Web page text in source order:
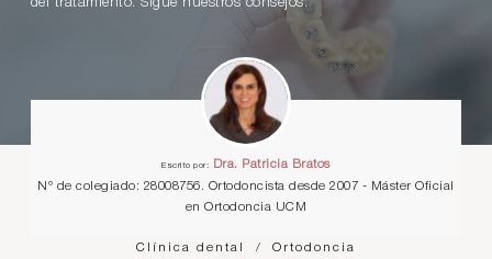
del tratamiento. Sigue nuestros consejos.
Escrito por:
Dra. Patricia Bratos
Nº de colegiado: 28008756. Ortodoncista desde 2007 - Máster Oficial
en Ortodoncia UCM
Clínica dental / Ortodoncia